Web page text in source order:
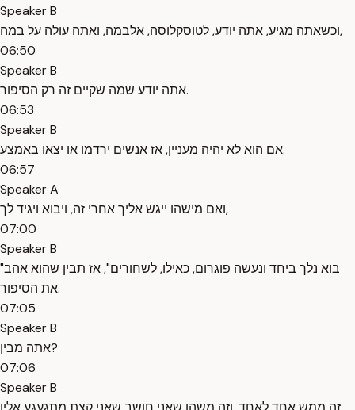
Speaker B
וכשאתה מגיע, אתה יודע, לטוסקלוסה, אלבמה, ואתה עולה על במה,
06:50
Speaker B
אתה יודע שמה שקיים זה רק הסיפור.
06:53
Speaker B
אם הוא לא יהיה מעניין, אז אנשים ירדמו או יצאו באמצע.
06:57
Speaker A
ואם מישהו ייגש אליך אחרי זה, ויבוא ויגיד לך,
07:00
Speaker B
"בוא נלך ביחד ונעשה פוגרום, כאילו, לשחורים", אז תבין שהוא אהב
את הסיפור.
07:05
Speaker B
אתה מבין?
07:06
Speaker B